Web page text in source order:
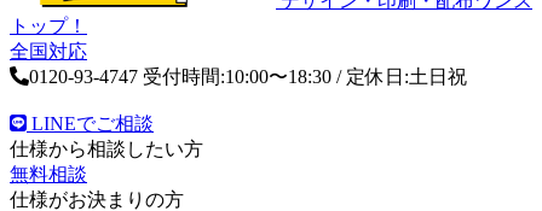
トップ！
全国対応
0120-93-4747 受付時間:10:00〜18:30 / 定休日:土日祝
LINEでご相談
仕様から相談したい方
無料相談
仕様がお決まりの方